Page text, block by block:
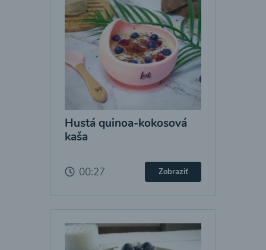
Hustá quinoa-kokosová
kaša
00:27 Zobraziť